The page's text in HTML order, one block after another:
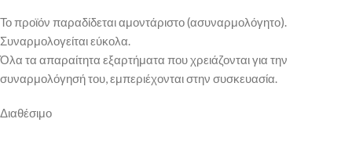
Το προϊόν παραδίδεται αμοντάριστο (ασυναρμολόγητο).
Συναρμολογείται εύκολα.
Όλα τα απαραίτητα εξαρτήματα που χρειάζονται για την
συναρμολόγησή του, εμπεριέχονται στην συσκευασία.
Διαθέσιμο